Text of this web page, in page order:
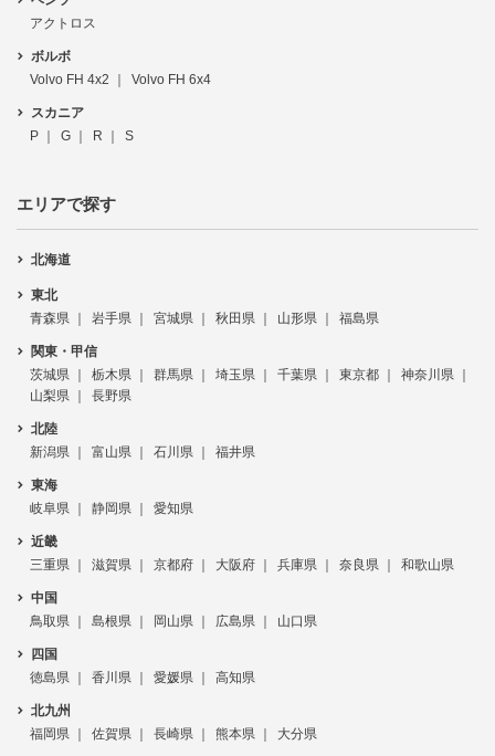
アクトロス
ボルボ
Volvo FH 4x2
Volvo FH 6x4
スカニア
P
G R S
エリアで探す
北海道
東北
青森県
岩手県 宮城県 秋田県 山形県 福島県
関東・甲信
茨城県
栃木県 群馬県 埼玉県 千葉県 東京都
神奈川県
山梨県
長野県
北陸
新潟県
富山県 石川県 福井県
東海
岐阜県
静岡県 愛知県
近畿
三重県
滋賀県 京都府 大阪府 兵庫県 奈良県 和歌山県
中国
鳥取県
島根県 岡山県 広島県 山口県
四国
徳島県
香川県 愛媛県 高知県
北九州
福岡県
佐賀県 長崎県 熊本県 大分県